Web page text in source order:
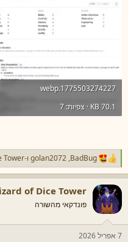
1775503274227.webp
70.1 KB · צפיות: 7
ר
ג
ש
ו
ת
:
BadBug
,
golan2072 ו-Tower
of Dice Tower
פונדקאי מהשורה
7 אפריל 2026